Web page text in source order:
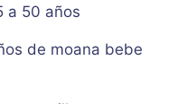
a 50 años
de moana bebe